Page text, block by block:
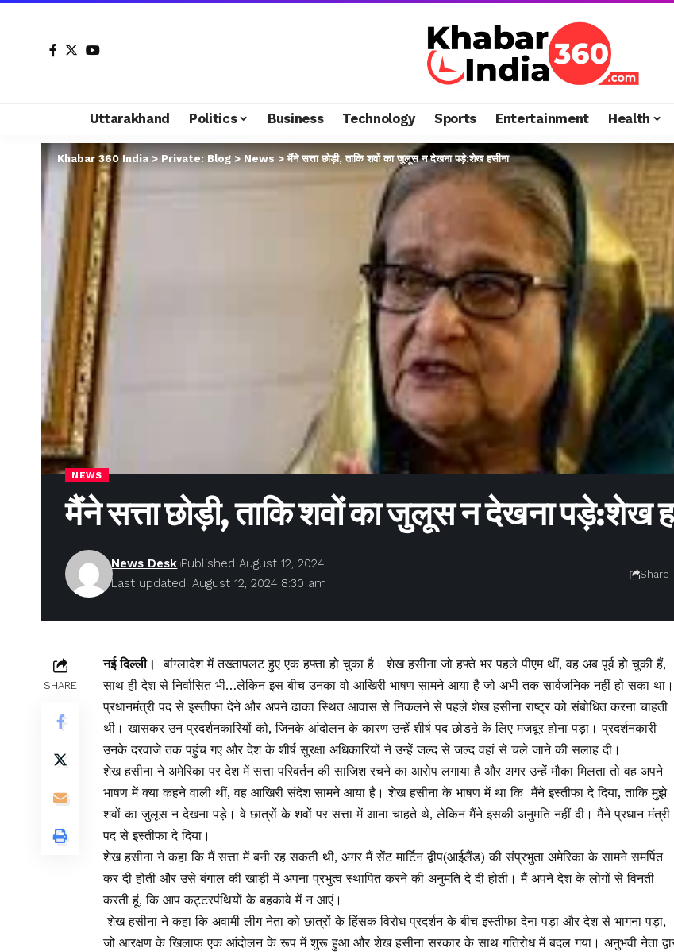
Uttarakhand Politics Business Technology Sports Entertainment Health
Khabar 360 India > Private: Blog > News > मैंने सत्ता छोड़ी, ताकि शवों का जुलूस न देखना पड़े:शेख हसीना
NEWS
मैंने सत्ता छोड़ी, ताकि शवों का जुलूस न देखना पड़े:शेख
Last updated: August 12, 2024 8:30 am
News Desk Published August 12, 2024
Share
SHARE
नई दिल्ली।बांग्लादेश में तख्तापलट हुए एक हफ्ता हो चुका है। शेख हसीना जो हफ्ते भर पहले पीएम थीं, वह अब पूर्व हो चुकी हैं,
साथ ही देश से निर्वासित भी…लेकिन इस बीच उनका वो आखिरी भाषण सामने आया है जो अभी तक सार्वजनिक नहीं हो सका था।
प्रधानमंत्री पद से इस्तीफा देने और अपने ढाका स्थित आवास से निकलने से पहले शेख हसीना राष्ट्र को संबोधित करना चाहती
थी। खासकर उन प्रदर्शनकारियों को, जिनके आंदोलन के कारण उन्हें शीर्ष पद छोडऩे के लिए मजबूर होना पड़ा। प्रदर्शनकारी
उनके दरवाजे तक पहुंच गए और देश के शीर्ष सुरक्षा अधिकारियों ने उन्हें जल्द से जल्द वहां से चले जाने की सलाह दी।
शेख हसीना ने अमेरिका पर देश में सत्ता परिवर्तन की साजिश रचने का आरोप लगाया है और अगर उन्हें मौका मिलता तो वह अपने
भाषण में क्या कहने वाली थीं, वह आखिरी संदेश सामने आया है। शेख हसीना के भाषण में था कि मैंने इस्तीफा दे दिया, ताकि मुझे
शवों का जुलूस न देखना पड़े। वे छात्रों के शवों पर सत्ता में आना चाहते थे, लेकिन मैंने इसकी अनुमति नहीं दी। मैंने प्रधान मंत्री
पद से इस्तीफा दे दिया।
शेख हसीना ने कहा कि मैं सत्ता में बनी रह सकती थी, अगर मैं सेंट मार्टिन द्वीप(आईलैंड) की संप्रभुता अमेरिका के सामने समर्पित
कर दी होती और उसे बंगाल की खाड़ी में अपना प्रभुत्व स्थापित करने की अनुमति दे दी होती। मैं अपने देश के लोगों से विनती
करती हूं, कि आप कट्टरपंथियों के बहकावे में न आएं।
शेख हसीना ने कहा कि अवामी लीग नेता को छात्रों के हिंसक विरोध प्रदर्शन के बीच इस्तीफा देना पड़ा और देश से भागना पड़ा,
जो आरक्षण के खिलाफ एक आंदोलन के रूप में शुरू हुआ और शेख हसीना सरकार के साथ गतिरोध में बदल गया। अनुभवी नेता